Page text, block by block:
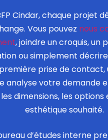
Cindar, chaque projet
Vous pouvez nous
, joindre un croquis, un
ou simplement
prise de contact,
analyse votre demande
dimensions, les options
esthétique souhaité.
d’études interne